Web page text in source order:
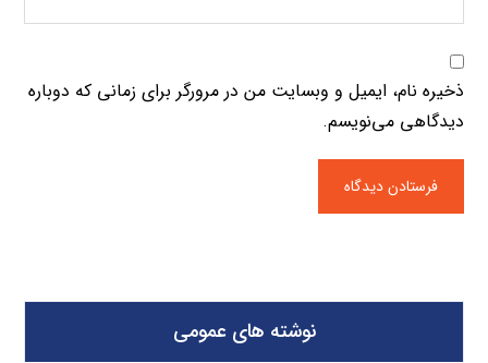
ذخیره نام، ایمیل و وبسایت من در مرورگر برای زمانی که دوباره
دیدگاهی می‌نویسم.
نوشته های عمومی